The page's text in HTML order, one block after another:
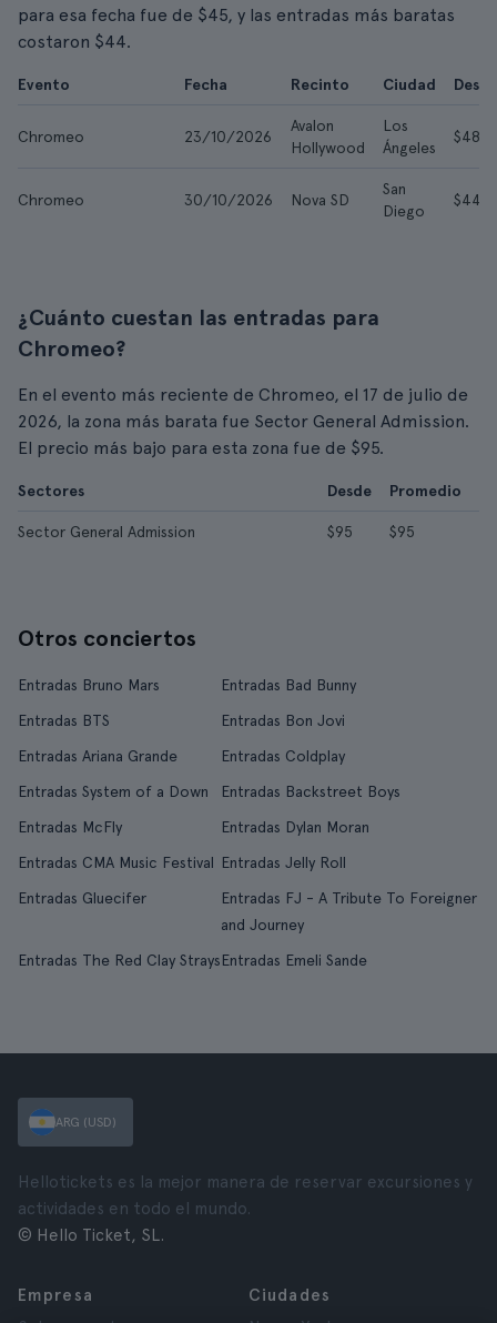
para esa fecha fue de $45, y las entradas más baratas
costaron $44.
Evento Fecha Recinto Ciudad Desde
Chromeo 23/10/2026
Avalon
Hollywood
Los
Ángeles
$48
Chromeo 30/10/2026 Nova SD
San
Diego
$44
¿Cuánto cuestan las entradas para
Chromeo?
En el evento más reciente de Chromeo, el 17 de julio de
2026, la zona más barata fue Sector General Admission.
El precio más bajo para esta zona fue de $95.
Sectores Desde Promedio
Sector General Admission $95 $95
Otros conciertos
Entradas Bruno Mars
Entradas Bad Bunny
Entradas BTS
Entradas Bon Jovi
Entradas Ariana Grande
Entradas Coldplay
Entradas System of a Down
Entradas Backstreet Boys
Entradas McFly
Entradas Dylan Moran
Entradas CMA Music Festival Entradas Jelly Roll
Entradas Gluecifer
Entradas FJ - A Tribute To Foreigner
and Journey
Entradas The Red Clay StraysEntradas Emeli Sande
ARG (USD)
Hellotickets es la mejor manera de reservar excursiones y
actividades en todo el mundo.
© Hello Ticket, SL.
Empresa
Ciudades